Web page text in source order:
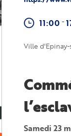
11:00 -
Ville d'Epinay-
Samedi 23